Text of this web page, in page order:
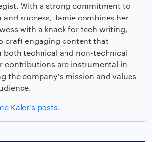
With a strong commitment to
success, Jamie combines her
with a knack for tech writing,
craft engaging content that
both technical and non-technical
contributions are instrumental in
the company's mission and values
Kaler's posts.